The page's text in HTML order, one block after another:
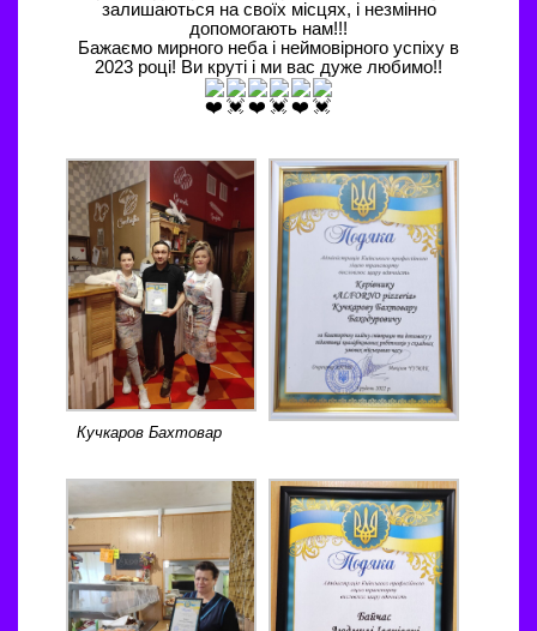
залишаються на своїх місцях, і незмінно
допомогають нам!!!
Бажаємо мирного неба і неймовірного успіху в
2023 році! Ви круті і ми вас дуже любимо!!
Кучкаров Бахтовар